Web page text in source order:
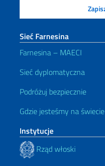
Sieć Farnesina
Farnesina – MAECI
Sieć dyplomatyczna
Podróżuj bezpiecznie
Gdzie jesteśmy na świecie
Instytucje
Rząd włoski